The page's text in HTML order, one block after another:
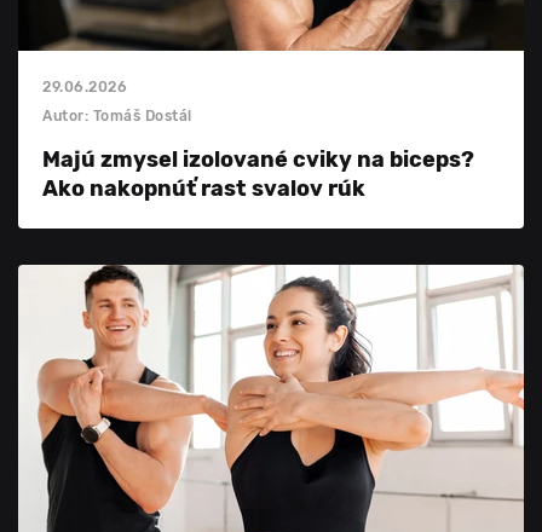
29.06.2026
Autor: Tomáš Dostál
Majú zmysel izolované cviky na biceps?
Ako nakopnúť rast svalov rúk